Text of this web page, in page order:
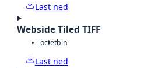
Last ned
Webside Tiled TIFF
octetbin
Last ned